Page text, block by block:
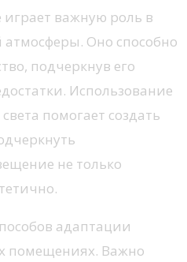
важную роль в
Оно способно
подчеркнув его
Использование
помогает создать
не только
адаптации
помещениях. Важно